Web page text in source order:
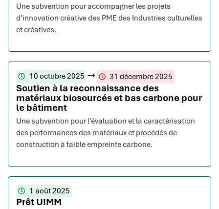
Une subvention pour accompagner les projets
d’innovation créative des PME des Industries culturelles
et créatives.
10 octobre 2025 31 décembre 2025
Soutien à la reconnaissance des
matériaux biosourcés et bas carbone pour
le bâtiment
Une subvention pour l’évaluation et la caractérisation
des performances des matériaux et procédés de
construction à faible empreinte carbone.
1 août 2025
Prêt UIMM